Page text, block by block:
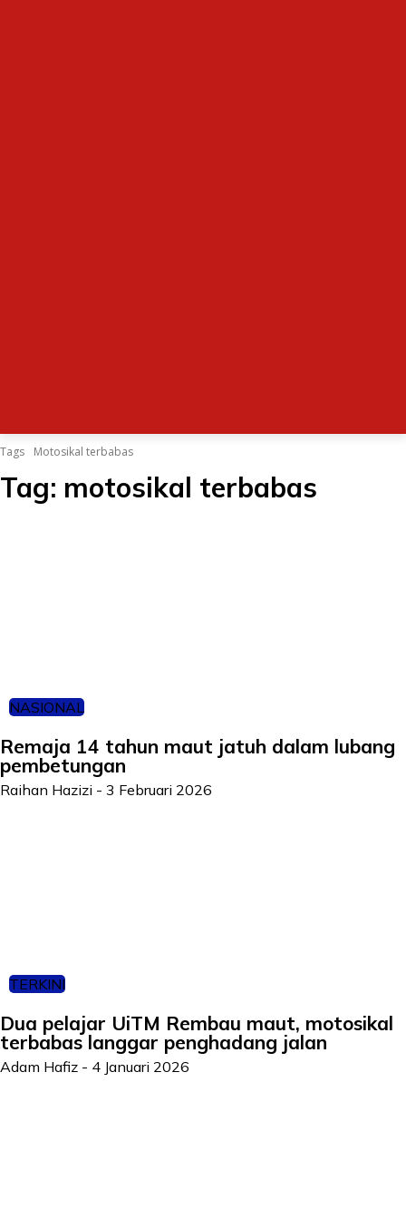
Tags Motosikal terbabas
Tag: motosikal terbabas
NASIONAL
Remaja 14 tahun maut jatuh dalam lubang
pembetungan
Raihan Hazizi - 3 Februari 2026
TERKINI
Dua pelajar UiTM Rembau maut, motosikal
terbabas langgar penghadang jalan
Adam Hafiz - 4 Januari 2026